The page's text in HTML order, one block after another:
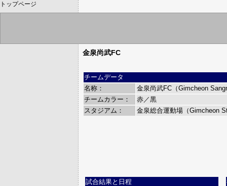
トップページ
金泉尚武FC
チームデータ
名称：
金泉尚武FC（Gimcheon
チームカラー：
赤／黒
スタジアム：
金泉総合運動場（Gimcheon
試合結果と日程